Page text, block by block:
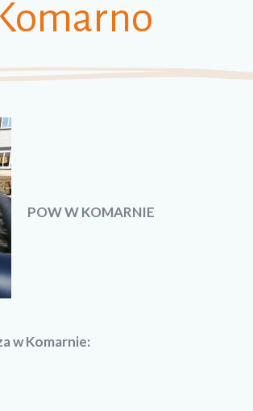
POW W KOMARNIE
w Komarnie: